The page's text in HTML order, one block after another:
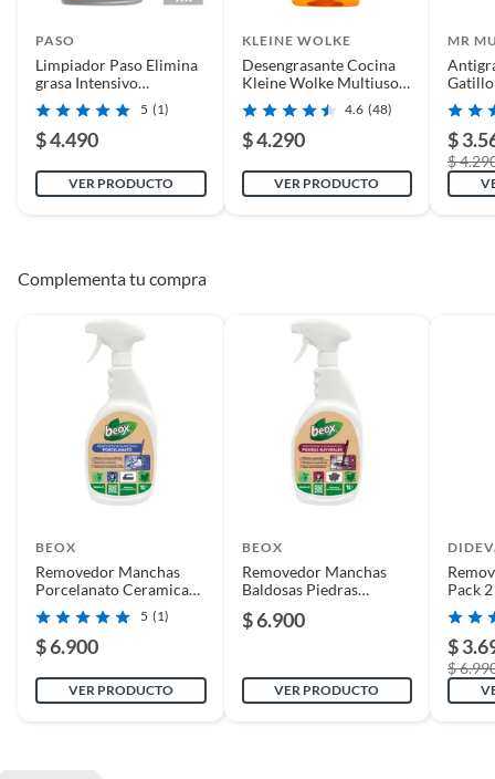
PASO
Limpiador Paso Elimina
grasa Intensivo
Universal Multiuso 500
ml
5 (1)
$ 4.490
VER PRODUCTO
KLEINE WOLKE
Desengrasante Cocina
Kleine Wolke Multiuso 1
Litro Aroma Pino4.6 (48)
$ 4.290
VER PRODUCTO
MR
$
$
Complementa tu compra
BEOX
Removedor Manchas
Porcelanato Ceramicas
1 Lt con gatillo
5 (1)
$ 6.900
VER PRODUCTO
BEOX
Removedor Manchas
Baldosas Piedras
gatillo
$ 6.900
VER PRODUCTO
Pack
$
$